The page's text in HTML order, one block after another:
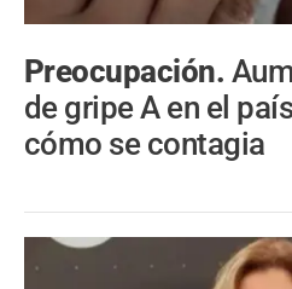
Preocupación.
de gripe A en el
cómo se contagia